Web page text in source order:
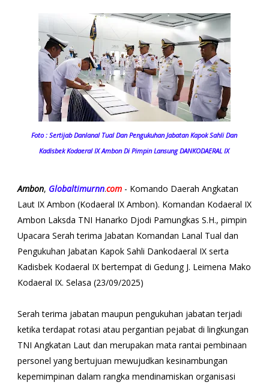
Foto : Sertijab Danlanal Tual Dan Pengukuhan Jabatan Kapok Sahli Dan
Kadisbek Kodaeral IX Ambon Di Pimpin Lansung DANKODAERAL IX
Ambon, Globaltimurnn.com- Komando Daerah Angkatan
Laut IX Ambon (Kodaeral IX Ambon). Komandan Kodaeral IX
Ambon Laksda TNI Hanarko Djodi Pamungkas S.H., pimpin
Upacara Serah terima Jabatan Komandan Lanal Tual dan
Pengukuhan Jabatan Kapok Sahli Dankodaeral IX serta
Kadisbek Kodaeral IX bertempat di Gedung J. Leimena Mako
Kodaeral IX. Selasa (23/09/2025)
Serah terima jabatan maupun pengukuhan jabatan terjadi
ketika terdapat rotasi atau pergantian pejabat di lingkungan
TNI Angkatan Laut dan merupakan mata rantai pembinaan
personel yang bertujuan mewujudkan kesinambungan
kepemimpinan dalam rangka mendinamiskan organisasi